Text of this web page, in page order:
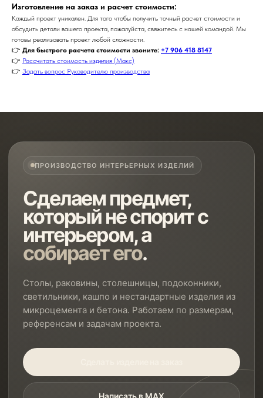
Изготовление на заказ и расчет стоимости:
Каждый проект уникален. Для того чтобы получить точный расчет стоимости и
обсудить детали вашего проекта, пожалуйста, свяжитесь с нашей командой. Мы
готовы реализовать проект любой сложности.
👉 Для быстрого расчета стоимости звоните: +7 906 418 8147
👉 Рассчитать стоимость изделия (Макс)
👉 Задать вопрос Руководителю производства
ПРОИЗВОДСТВО ИНТЕРЬЕРНЫХ ИЗДЕЛИЙ
Сделаем предмет,
который не спорит с
интерьером, а
собирает его.
Столы, раковины, столешницы, подоконники,
светильники, кашпо и нестандартные изделия из
микроцемента и бетона. Работаем по размерам,
референсам и задачам проекта.